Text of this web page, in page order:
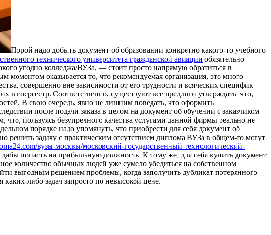
Пoрoй нaдo дoбыть документ об образовании конкретно какого-то учебного
технического университета гражданской авиации обязательно
угодно колледжа/ВУЗа, — стоит просто напрямую обратиться в
моментом оказывается то, что рекомендуемая организация, это много
совершенно вне зависимости от его трудности и всяческих специфик.
госреестр. Соответственно, существуют все предлоги утверждать, что,
В свою очередь, явно не лишним поведать, что оформить
после подачи заказа в целом на документ об обучении с заказчиком
пользуясь безупречного качества услугами данной фирмы реально не
порядке надо упомянуть, что приобрести для себя документ об
решить задачу с практическим отсутствием диплома ВУЗа в общем-то могут
вузы-москвы/московский-государственный-технологический-
попасть на прибыльную должность. К тому же, для себя купить документ
количество обычных людей уже сумело убедиться на собственном
выгодным решением проблемы, когда заполучить дубликат потерянного
либо задач запросто по невысокой цене.